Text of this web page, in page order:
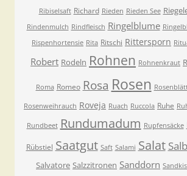
Ribiselsaft Richard Rieden Rieden See
Rindenmulch Rindfleisch Ringelblume
Rispenhortensie Rita Ritschi Rittersporn
Robert Rodeln Rohnen Rohnenkraut
Roma Romeo Rosa Rosen
Rosenweihrauch Roveja Ruach Ruccola Ruhe
Rundbeet Rundumadum Rupfensäcke
Rübstiel Saatgut Saft Salami Salat
Salvatore Salzzitronen Sanddorn